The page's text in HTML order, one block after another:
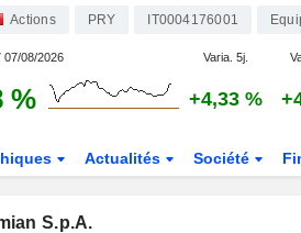
Actions PRY IT0004176001
07/08/2026 Varia. 5j.
% +4,33 %
Actualités Société
S.p.A.